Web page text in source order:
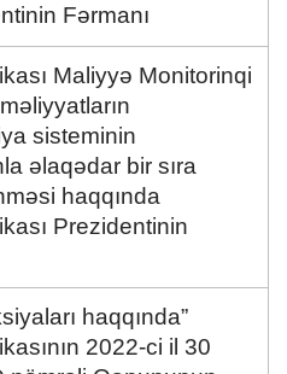
Fərmanı
Maliyyə Monitorinqi
sisteminin
əlaqədar bir sıra
haqqında
Prezidentinin
haqqında”
2022-ci il 30